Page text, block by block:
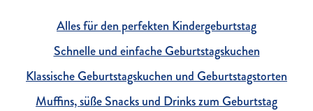
Alles für den perfekten Kindergeburtstag
Schnelle und einfache Geburtstagskuchen
Klassische Geburtstagskuchen und Geburtstagstorten
Muffins, süße Snacks und Drinks zum Geburtstag